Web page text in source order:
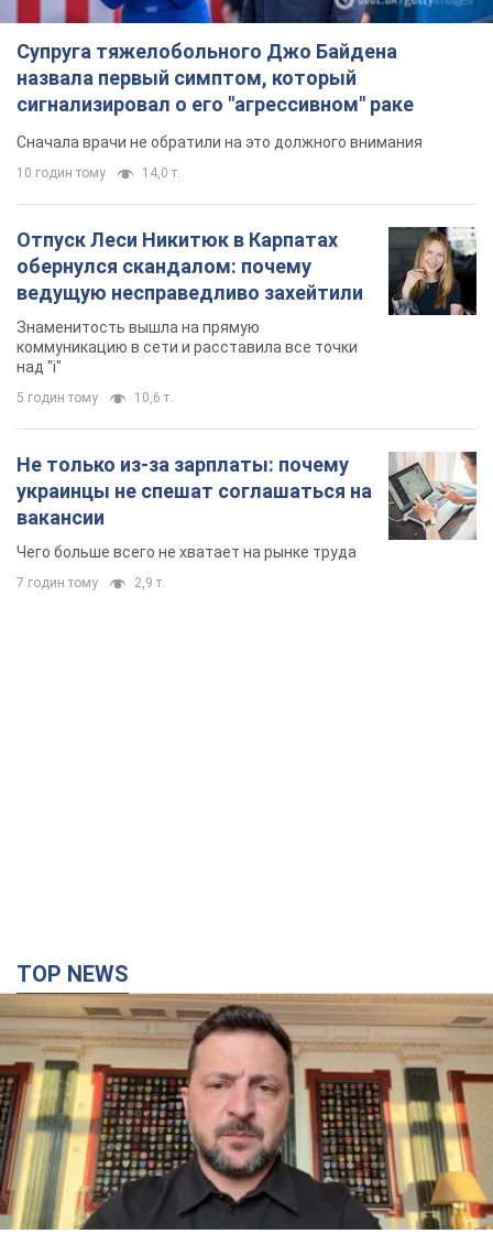
Отпуск Леси Никитюк в Карпатах
обернулся скандалом: почему
ведущую несправедливо захейтили
Знаменитость вышла на прямую
над "i"
5 годин тому 10,6 т.
Не только из-за зарплаты: почему
украинцы не спешат соглашаться на
вакансии
Чего больше всего не хватает на рынке труда
7 годин тому
"Защита нашей жизни": Зеленский об
антибаллистической системе FREYJA,
санкциях против России и поддержке аграриев.
Видео
Европейские партнеры присоединяются к совместному
проекту
3 години тому 37,9 т.